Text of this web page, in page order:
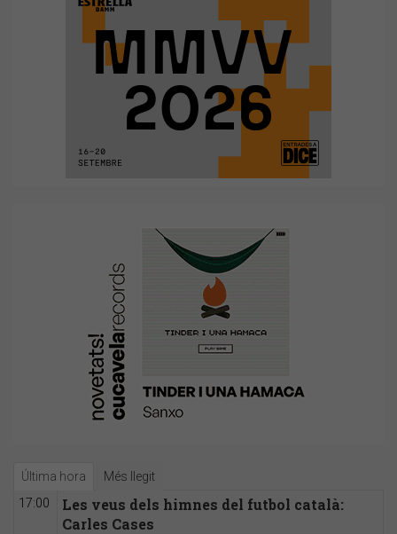
Última hora Més llegit
17:00
Les veus dels himnes del futbol català:
Carles Cases